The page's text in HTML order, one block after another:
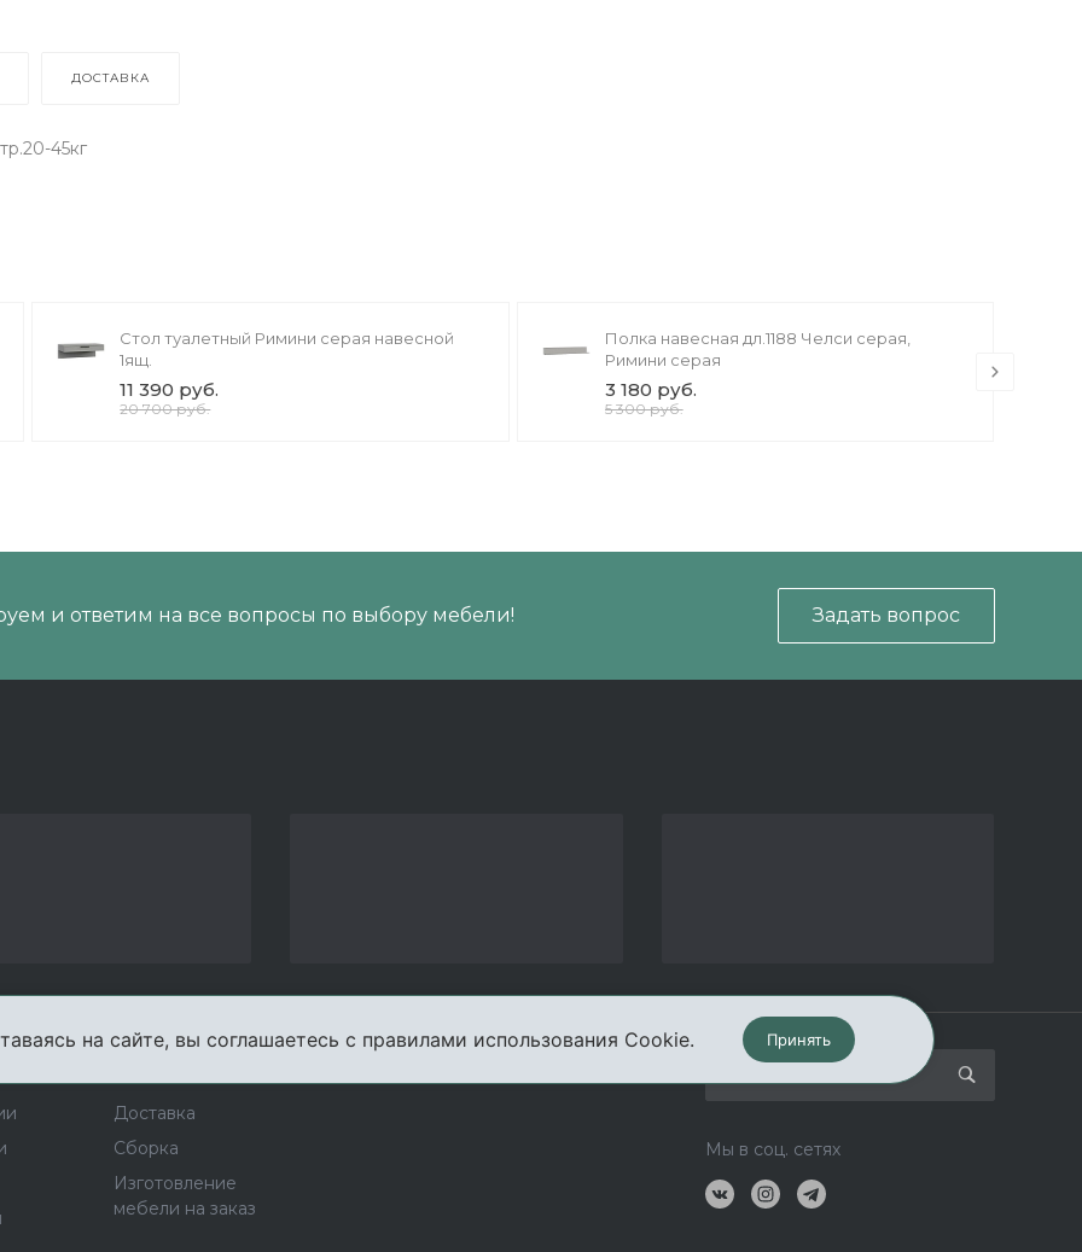
ДОСТАВКА
45кг
Стол туалетный Римини серая навесной
1ящ.
11 390 руб.
20 700 руб.
Полка навесная дл.1188 Челси серая,
Римини серая
3 180 руб.
5 300 руб.
и ответим на все вопросы по выбору мебели! Задать вопрос
Доставка
Сборка
Изготовление
мебели на заказ
Мы в соц. сетях
на сайте, вы соглашаетесь с правилами использования Cookie. Принять